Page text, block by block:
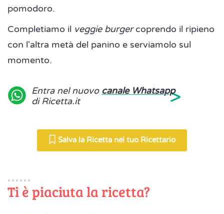
pomodoro.
Completiamo il veggie burgercoprendo il ripieno
con l'altra metà del panino e serviamolo sul
momento.
Entra nel nuovo canale Whatsapp
di Ricetta.it
>
Salva la Ricetta nel tuo Ricettario
Ti è piaciuta la ricetta?